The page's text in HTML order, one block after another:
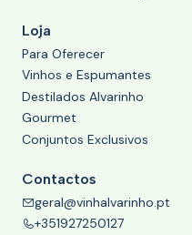
Loja
Para Oferecer
Vinhos e Espumantes
Destilados Alvarinho
Gourmet
Conjuntos Exclusivos
Contactos
geral@vinhalvarinho.pt
+351927250127